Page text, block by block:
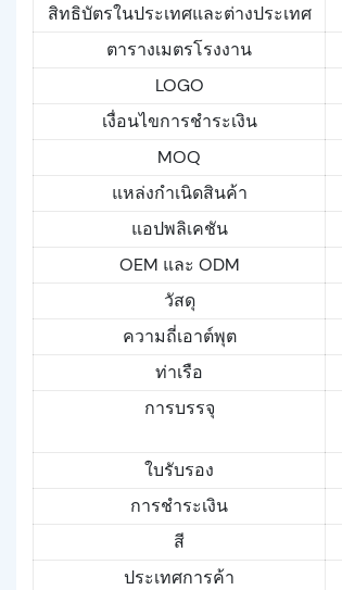
สิทธิบัตรในประเทศและต่างประเทศ
ตารางเมตรโรงงาน
LOGO
เงื่อนไขการชำระเงิน
MOQ
แหล่งกำเนิดสินค้า
แอปพลิเคชัน
OEM และ ODM
วัสดุ
ความถี่เอาต์พุต
ท่าเรือ
การบรรจุ
ใบรับรอง
การชำระเงิน
สี
ประเทศการค้า